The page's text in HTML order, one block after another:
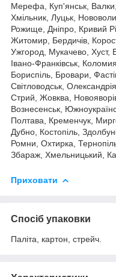
Мерефа, Куп'янськ,
Хмільник, Луцьк,
Рожище, Дніпро, Кривий
Житомир, Бердичів,
Ужгород, Мукачево, Хуст,
Івано-Франківськ,
Бориспіль, Бровари,
Світловодськ,
Стрий, Жовква,
Вознесенськ,
Полтава, Кременчук,
Дубно, Костопіль,
Ромни, Охтирка,
Збараж, Хмельницький,
Приховати
Спосіб упаковки
Паліта, картон, стрейч.